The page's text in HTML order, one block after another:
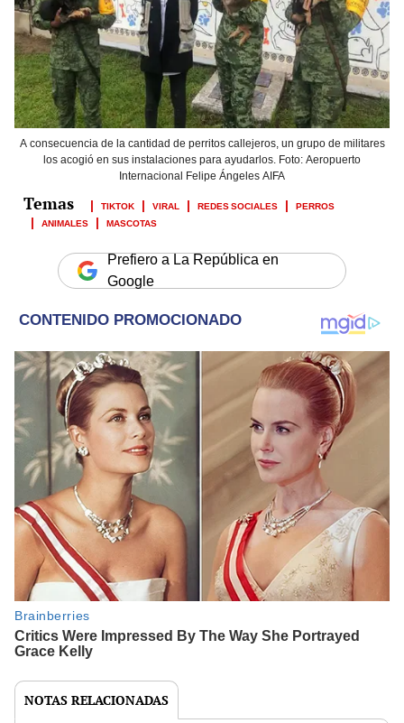
A consecuencia de la cantidad de perritos callejeros, un grupo de militares
los acogió en sus instalaciones para ayudarlos. Foto: Aeropuerto
Internacional Felipe Ángeles AIFA
TIKTOK VIRAL REDES SOCIALES
PERROS
ANIMALES
MASCOTAS
Prefiero a La República en
Google
NOTAS RELACIONADAS